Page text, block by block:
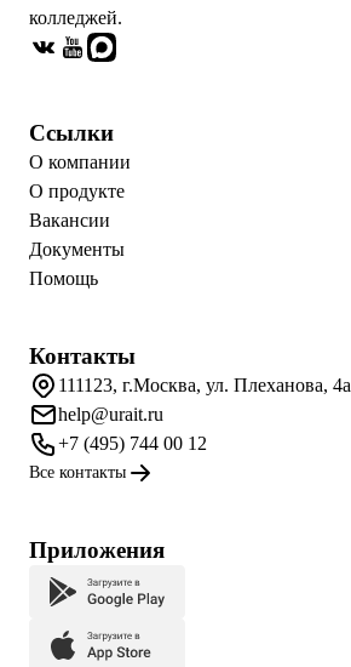
колледжей.
Ссылки
О компании
О продукте
Вакансии
Документы
Помощь
Контакты
111123, г.Москва, ул. Плеханова, 4а
help@urait.ru
+7 (495) 744 00 12
Все контакты
Приложения